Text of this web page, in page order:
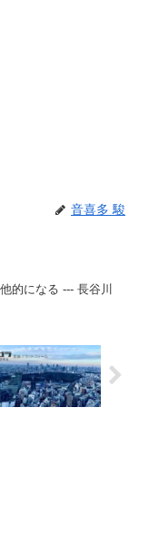
音喜多 駿
的になる --- 長谷川